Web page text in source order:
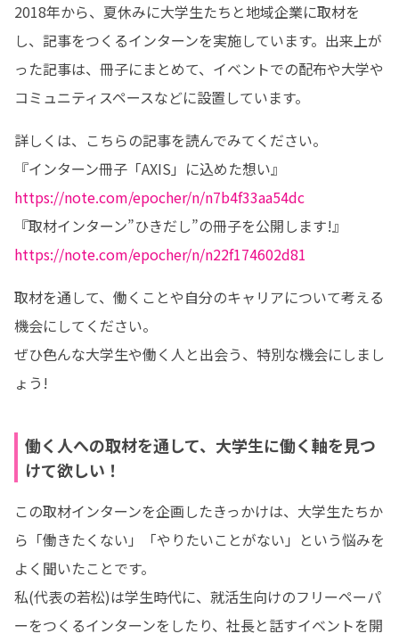
2018年から、夏休みに大学生たちと地域企業に取材を
し、記事をつくるインターンを実施しています。出来上が
った記事は、冊子にまとめて、イベントでの配布や大学や
コミュニティスペースなどに設置しています。
詳しくは、こちらの記事を読んでみてください。
https://note.com/epocher/n/n7b4f33aa54dc
https://note.com/epocher/n/n22f174602d81
取材を通して、働くことや自分のキャリアについて考える
機会にしてください。
ぜひ色んな大学生や働く人と出会う、特別な機会にしまし
ょう!
働く人への取材を通して、大学生に働く軸を見つ
けて欲しい！
この取材インターンを企画したきっかけは、大学生たちか
ら「働きたくない」「やりたいことがない」という悩みを
よく聞いたことです。
私(代表の若松)は学生時代に、就活生向けのフリーペーパ
ーをつくるインターンをしたり、社長と話すイベントを開